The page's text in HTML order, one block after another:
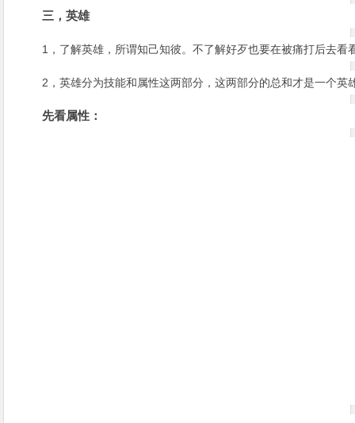
三，英雄
1，了解英雄，所谓知己知彼。不了解好歹也要在被痛打后去
2，英雄分为技能和属性这两部分，这两部分的总和才是一个英
先看属性：